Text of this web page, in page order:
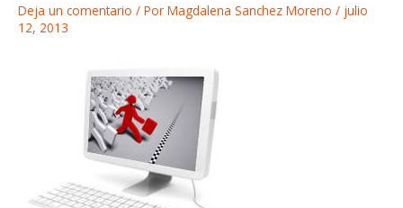
Deja un comentario / Por Magdalena Sanchez Moreno / julio
12, 2013